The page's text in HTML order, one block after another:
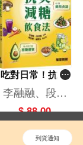
到貨通知
吃對日常！抗炎
減糖飲食法
李融融、段佳
麗,黃梨煜、顧
凱辰
$ 88.00
開啟